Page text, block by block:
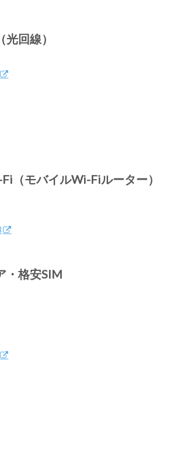
回線）
（モバイルWi-Fiルーター）
・格安SIM